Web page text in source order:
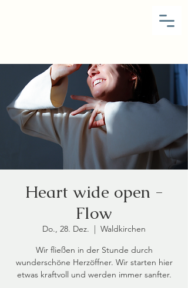
Heart wide open -
Flow
Do., 28. Dez.
  |
Waldkirchen
Wir fließen in der Stunde durch
wunderschöne Herzöffner. Wir starten hier
etwas kraftvoll und werden immer sanfter.